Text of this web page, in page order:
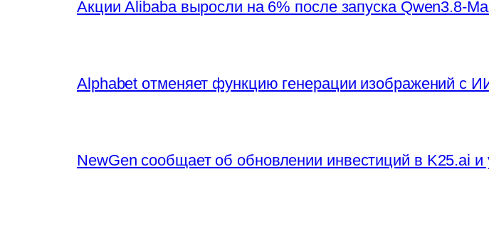
Акции Alibaba выросли на 6% после запуска Qwen3.8-
Alphabet отменяет функцию генерации изображений с
NewGen сообщает об обновлении инвестиций в K25.ai